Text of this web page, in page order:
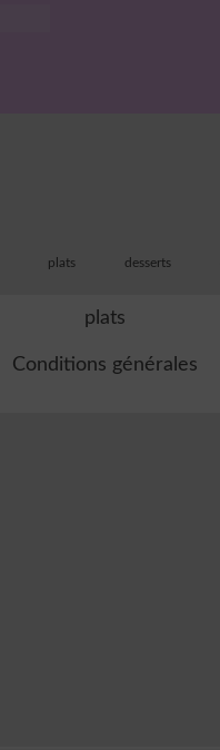
plats desserts
plats
Conditions générales